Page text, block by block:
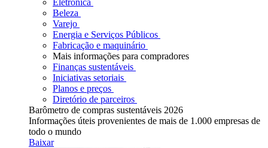
Eletrônica
Beleza
Varejo
Energia e Serviços Públicos
Fabricação e maquinário
Mais informações para compradores
Finanças sustentáveis
Iniciativas setoriais
Planos e preços
Diretório de parceiros
Barômetro de compras sustentáveis 2026
Informações úteis provenientes de mais de 1.000 empresas de
todo o mundo
Baixar